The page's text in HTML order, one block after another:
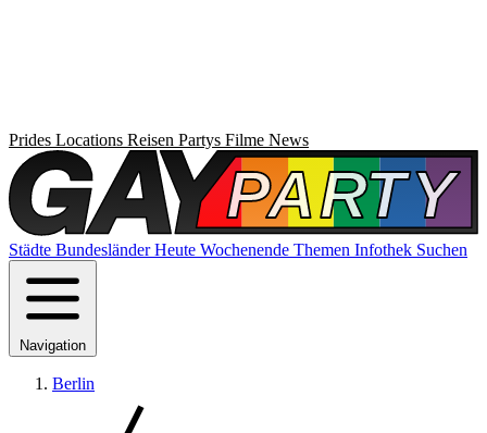
Prides Locations Reisen Partys Filme News
Städte BundesländerHeute Wochenende Themen Infothek Suchen
Navigation
Berlin